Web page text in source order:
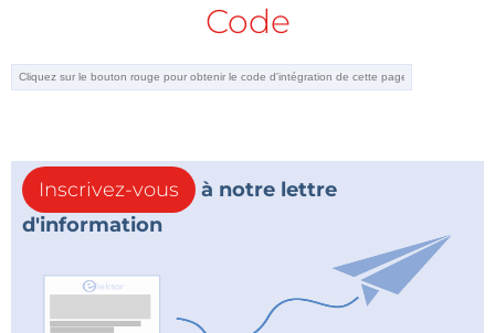
Code
Inscrivez-vous
à notre lettre
d'information